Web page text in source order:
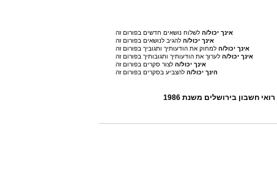
אינך יכול/ה לשלוח נושאים חדשים בפורום זה
אינך יכול/ה להגיב לנושאים בפורום זה
אינך יכול/ה למחוק את הודעותיך ותגוביך בפורום זה
אינך יכול/ה לערוך את הודעותיך ותגובותיך בפורום זה
אינך יכול/ה לצור סקרים בפורום זה
הינך יכול/ה להצביע בסקרים בפורום זה
חשבון בירושלים משנת 1986